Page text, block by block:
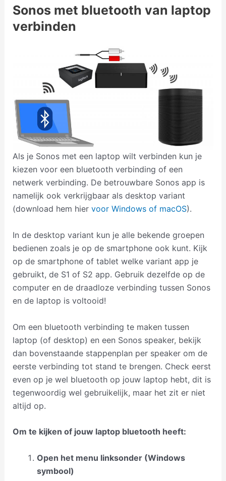
Sonos met bluetooth van laptop
verbinden
Als je Sonos met een laptop wilt verbinden kun je
kiezen voor een bluetooth verbinding of een
netwerk verbinding. De betrouwbare Sonos app is
namelijk ook verkrijgbaar als desktop variant
(download hem hier voor Windows of macOS).
In de desktop variant kun je alle bekende groepen
bedienen zoals je op de smartphone ook kunt. Kijk
op de smartphone of tablet welke variant app je
gebruikt, de S1 of S2 app. Gebruik dezelfde op de
computer en de draadloze verbinding tussen Sonos
en de laptop is voltooid!
Om een bluetooth verbinding te maken tussen
laptop (of desktop) en een Sonos speaker, bekijk
dan bovenstaande stappenplan per speaker om de
eerste verbinding tot stand te brengen. Check eerst
even op je wel bluetooth op jouw laptop hebt, dit is
tegenwoordig wel gebruikelijk, maar het zit er niet
altijd op.
Om te kijken of jouw laptop bluetooth heeft:
Open het menu linksonder (Windows
symbool)